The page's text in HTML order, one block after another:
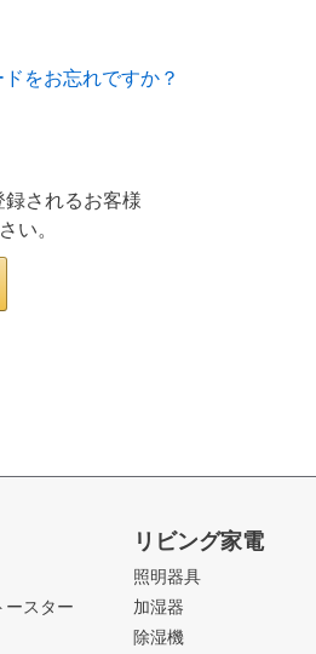
をお忘れですか？
されるお客様
い。
ースター
リビング家電
照明器具
加湿器
除湿機